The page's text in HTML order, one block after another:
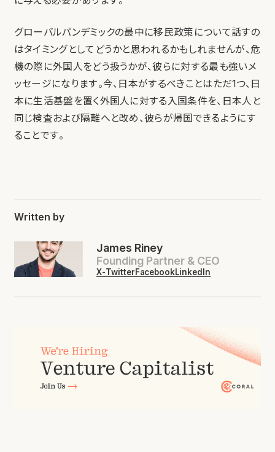
グローバルパンデミックの最中に移民政策について話すの
はタイミングとしてどうかと思われるかもしれませんが、危
機の際に外国人をどう扱うかが、彼らに対する最も強いメ
ッセージになります。今、日本がするべきことはただ1つ、日
本に生活基盤を置く外国人に対する入国条件を、日本人と
同じ検査および隔離へと改め、彼らが帰国できるようにす
ることです。
Written by
James Riney
Founding Partner & CEO
X-TwitterFacebookLinkedIn